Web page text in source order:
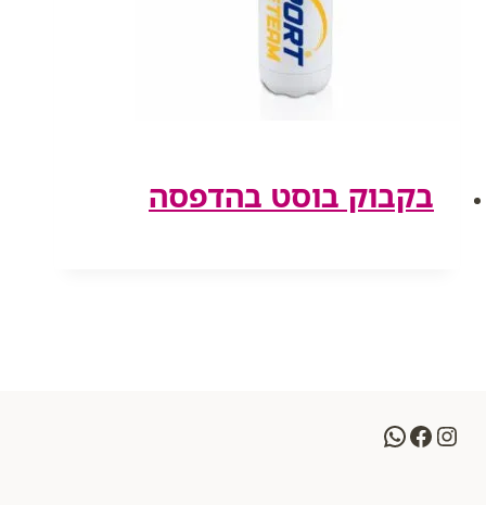
בקבוק בוסט בהדפסה
Instagram
Facebook
WhatsApp